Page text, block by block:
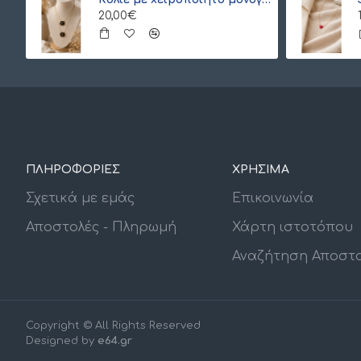
20,00€
ΠΛΗΡΟΦΟΡΙΕΣ
Σχετικά με εμάς
Αποστολές - Πληρωμή
ΧΡΗΣΙΜΑ
Επικοινωνία
Χάρτη ιστοτόπου
Αναζήτηση
Copyright © All Rights Reserved
Designed by e64.gr